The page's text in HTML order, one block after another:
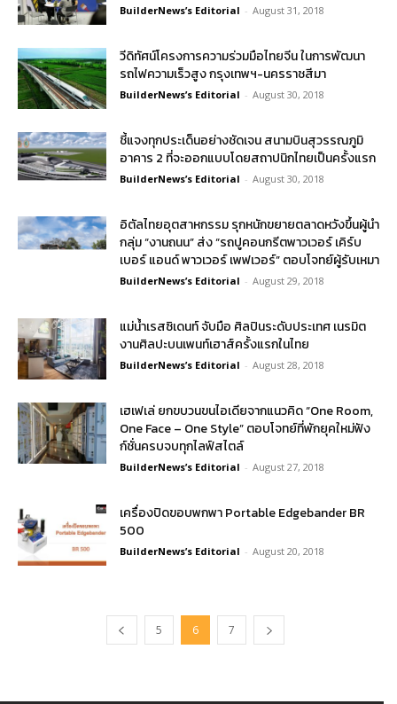
BuilderNews’s Editorial - August 31, 2018
วีดิทัศน์โครงการความร่วมมือไทยจีน ในการพัฒนา
รถไฟความเร็วสูง กรุงเทพฯ-นครราชสีมา
BuilderNews’s Editorial - August 30, 2018
ชี้แจงทุกประเด็นอย่างชัดเจน สนามบินสุวรรณภูมิ
อาคาร 2 ที่จะออกแบบโดยสถาปนิกไทยเป็นครั้งแรก
BuilderNews’s Editorial - August 30, 2018
อิตัลไทยอุตสาหกรรม รุกหนักขยายตลาดหวังขึ้นผู้นำ
กลุ่ม “งานถนน” ส่ง “รถปูคอนกรีตพาวเวอร์ เคิร์บ
เบอร์ แอนด์ พาวเวอร์ เพฟเวอร์” ตอบโจทย์ผู้รับเหมา
BuilderNews’s Editorial - August 29, 2018
แม่น้ำเรสซิเดนท์ จับมือ ศิลปินระดับประเทศ เนรมิต
งานศิลปะบนเพนท์เฮาส์ครั้งแรกในไทย
BuilderNews’s Editorial - August 28, 2018
เฮเฟเล่ ยกขบวนขนไอเดียจากแนวคิด “One Room,
One Face – One Style” ตอบโจทย์ที่พักยุคใหม่ฟัง
ก์ชั่นครบจบทุกไลฟ์สไตล์
BuilderNews’s Editorial - August 27, 2018
เครื่องปิดขอบพกพา Portable Edgebander BR
500
BuilderNews’s Editorial - August 20, 2018
5 6 7